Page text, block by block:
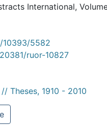
International,
10393/5582
ruor-10827
Theses, 1910 - 2010